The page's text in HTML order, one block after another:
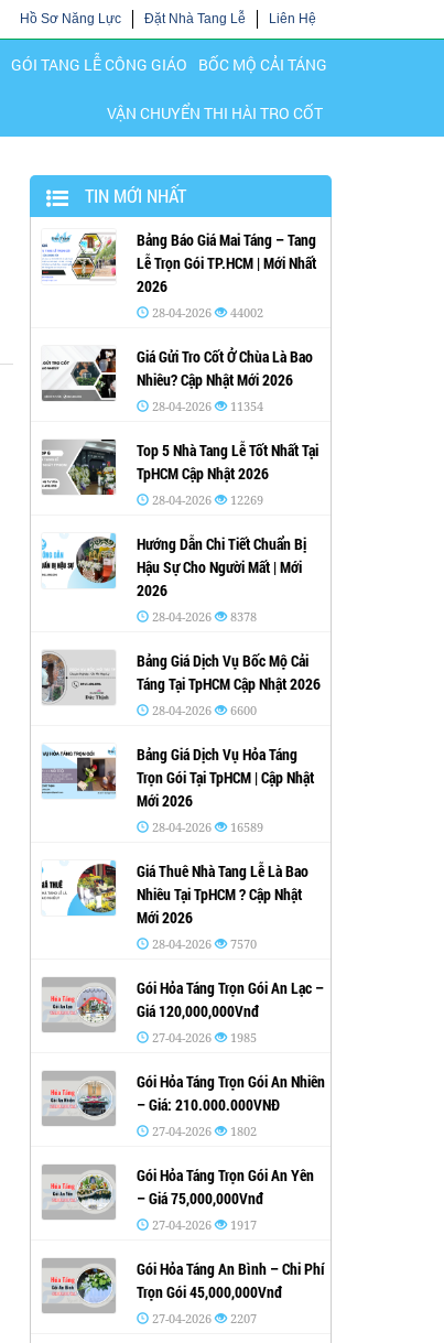
Hồ Sơ Năng Lực Đặt Nhà Tang Lễ Liên Hệ
GÓI TANG LỄ CÔNG GIÁO BỐC MỘ CẢI TÁNG
VẬN CHUYỂN THI HÀI TRO CỐT
TIN MỚI NHẤT
Bảng Báo Giá Mai Táng – Tang
Lễ Trọn Gói TP.HCM | Mới Nhất
2026
28-04-2026 44002
Giá Gửi Tro Cốt Ở Chùa Là Bao
Nhiêu? Cập Nhật Mới 2026
28-04-2026 11354
Top 5 Nhà Tang Lễ Tốt Nhất Tại
TpHCM Cập Nhật 2026
28-04-2026 12269
Hướng Dẫn Chi Tiết Chuẩn Bị
Hậu Sự Cho Người Mất | Mới
2026
28-04-2026 8378
Bảng Giá Dịch Vụ Bốc Mộ Cải
Táng Tại TpHCM Cập Nhật 2026
28-04-2026 6600
Bảng Giá Dịch Vụ Hỏa Táng
Trọn Gói Tại TpHCM | Cập Nhật
Mới 2026
28-04-2026 16589
Giá Thuê Nhà Tang Lễ Là Bao
Nhiêu Tại TpHCM ? Cập Nhật
Mới 2026
28-04-2026 7570
Gói Hỏa Táng Trọn Gói An Lạc –
Giá 120,000,000Vnđ
27-04-2026 1985
Gói Hỏa Táng Trọn Gói An Nhiên
– Giá: 210.000.000VNĐ
27-04-2026 1802
Gói Hỏa Táng Trọn Gói An Yên
– Giá 75,000,000Vnđ
27-04-2026 1917
Gói Hỏa Táng An Bình – Chi Phí
Trọn Gói 45,000,000Vnđ
27-04-2026 2207